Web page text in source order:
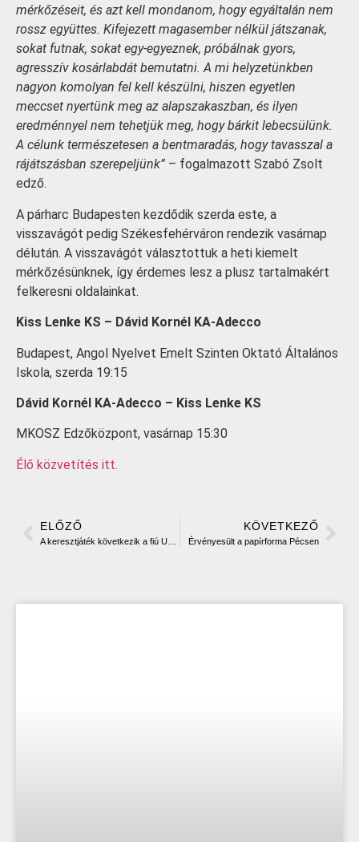
mérkőzéseit, és azt kell mondanom, hogy egyáltalán nem
rossz együttes. Kifejezett magasember nélkül játszanak,
sokat futnak, sokat egy-egyeznek, próbálnak gyors,
agresszív kosárlabdát bemutatni. A mi helyzetünkben
nagyon komolyan fel kell készülni, hiszen egyetlen
meccset nyertünk meg az alapszakaszban, és ilyen
eredménnyel nem tehetjük meg, hogy bárkit lebecsülünk.
A célunk természetesen a bentmaradás, hogy tavasszal a
rájátszásban szerepeljünk” – fogalmazott Szabó Zsolt
edző.
A párharc Budapesten kezdődik szerda este, a
visszavágót pedig Székesfehérváron rendezik vasárnap
délután. A visszavágót választottuk a heti kiemelt
mérkőzésünknek, így érdemes lesz a plusz tartalmakért
felkeresni oldalainkat.
Kiss Lenke KS – Dávid Kornél KA-Adecco
Budapest, Angol Nyelvet Emelt Szinten Oktató Általános
Iskola, szerda 19:15
Dávid Kornél KA-Adecco – Kiss Lenke KS
MKOSZ Edzőközpont, vasárnap 15:30
Élő közvetítés itt.
ELŐZŐ KÖVETKEZŐ
Érvényesült a papírforma Pécsen